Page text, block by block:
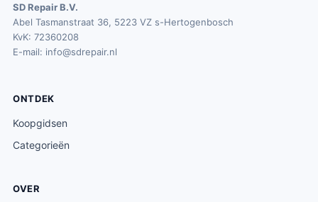
€
1
0
9
.
SD Repair B.V.
Abel Tasmanstraat 36, 5223 VZ s-Hertogenbosch
KvK: 72360208
E-mail: info@sdrepair.nl
ONTDEK
Koopgidsen
Categorieën
OVER